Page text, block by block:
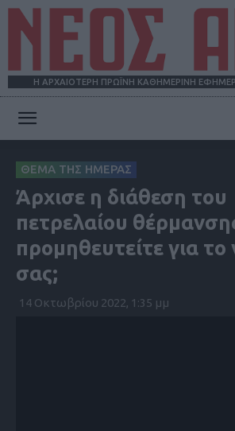
Η ΑΡΧΑΙΟΤΕΡΗ ΠΡΩΪΝΗ ΚΑΘΗΜΕΡΙΝΗ
ΑΓΩΝ
ΘΕΜΑ ΤΗΣ ΗΜΕΡΑΣ
Άρχισε η διάθεση του
πετρελαίου
προμηθευτείτε για το
σας;
14 Οκτωβρίου 2022, 1:35 μμ